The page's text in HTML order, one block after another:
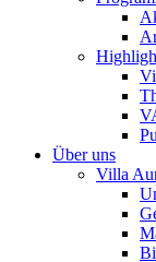
Über uns
Villa